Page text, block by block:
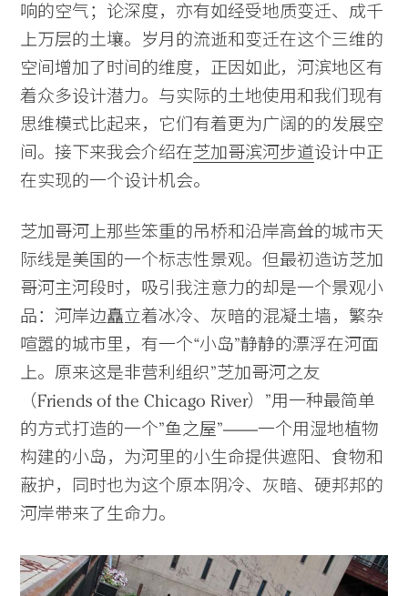
响的空气；论深度，亦有如经受地质变迁、成千
上万层的土壤。岁月的流逝和变迁在这个三维的
空间增加了时间的维度，正因如此，河滨地区有
着众多设计潜力。与实际的土地使用和我们现有
思维模式比起来，它们有着更为广阔的的发展空
间。接下来我会介绍在芝加哥滨河步道设计中正
在实现的一个设计机会。
芝加哥河上那些笨重的吊桥和沿岸高耸的城市天
际线是美国的一个标志性景观。但最初造访芝加
哥河主河段时，吸引我注意力的却是一个景观小
品：河岸边矗立着冰冷、灰暗的混凝土墙，繁杂
喧嚣的城市里，有一个“小岛”静静的漂浮在河面
上。原来这是非营利组织”芝加哥河之友
（Friends of the Chicago River）”用一种最简单
的方式打造的一个”鱼之屋”——一个用湿地植物
构建的小岛，为河里的小生命提供遮阳、食物和
蔽护，同时也为这个原本阴冷、灰暗、硬邦邦的
河岸带来了生命力。